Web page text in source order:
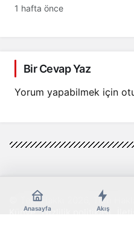
Yerli Proje! Dünyada Bir
1 hafta önce
Bir Cevap Yaz
Yorum yapabilmek için
Anasayfa Akış
© Telif Hakkı 2026, Tüm
Künye Gizlilik politikası